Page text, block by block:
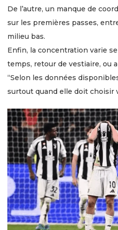
De l’autre, un manque de
sur les premières passes,
milieu bas.
Enfin, la concentration varie
temps, retour de vestiaire, ou
“Selon les données
surtout quand elle doit choisir